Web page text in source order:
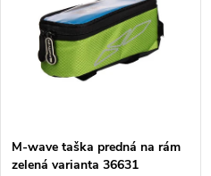
e
s
M-wave taška predná na rám
zelená varianta 36631